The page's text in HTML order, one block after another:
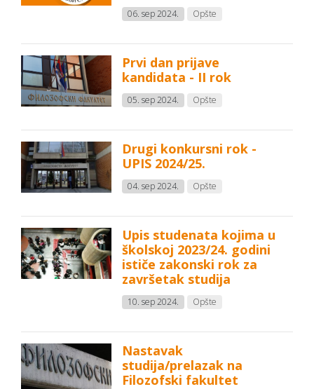
06. sep 2024. Opšte
Prvi dan prijave
kandidata - II rok
05. sep 2024. Opšte
Drugi konkursni rok -
UPIS 2024/25.
04. sep 2024. Opšte
Upis studenata kojima u
školskoj 2023/24. godini
ističe zakonski rok za
završetak studija
10. sep 2024. Opšte
Nastavak
studija/prelazak na
Filozofski fakultet